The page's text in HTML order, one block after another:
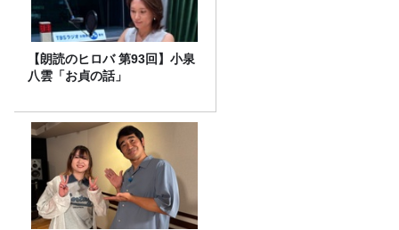
【朗読のヒロバ 第93回】小泉
八雲「お貞の話」